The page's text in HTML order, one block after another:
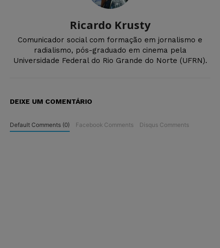
Ricardo Krusty
Comunicador social com formação em jornalismo e
radialismo, pós-graduado em cinema pela
Universidade Federal do Rio Grande do Norte (UFRN).
DEIXE UM COMENTÁRIO
Default Comments (0) Facebook Comments Disqus Comments